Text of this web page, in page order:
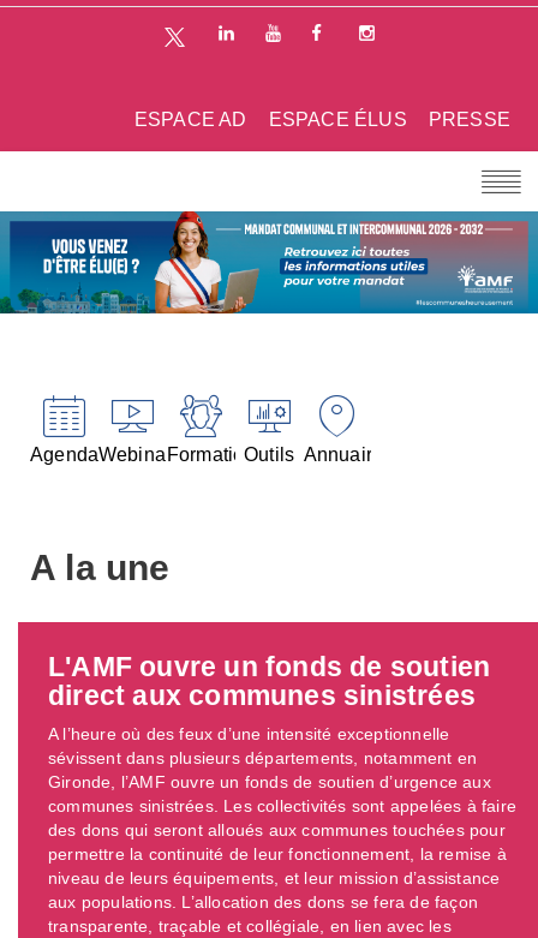
PRESSE
ESPACE ÉLUS
ESPACE AD
AgendaWebinairesFormationsOutils Annuaires
A la une
L'AMF ouvre un fonds de soutien
direct aux communes sinistrées
A l’heure où des feux d’une intensité exceptionnelle
sévissent dans plusieurs départements, notamment en
Gironde, l’AMF ouvre un fonds de soutien d’urgence aux
communes sinistrées. Les collectivités sont appelées à faire
des dons qui seront alloués aux communes touchées pour
permettre la continuité de leur fonctionnement, la remise à
niveau de leurs équipements, et leur mission d’assistance
aux populations. L’allocation des dons se fera de façon
transparente, traçable et collégiale, en lien avec les